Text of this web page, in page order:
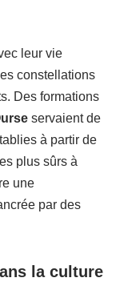
leur vie
constellations
Des formations
servaient de
à partir de
plus sûrs à
une
par des
la culture